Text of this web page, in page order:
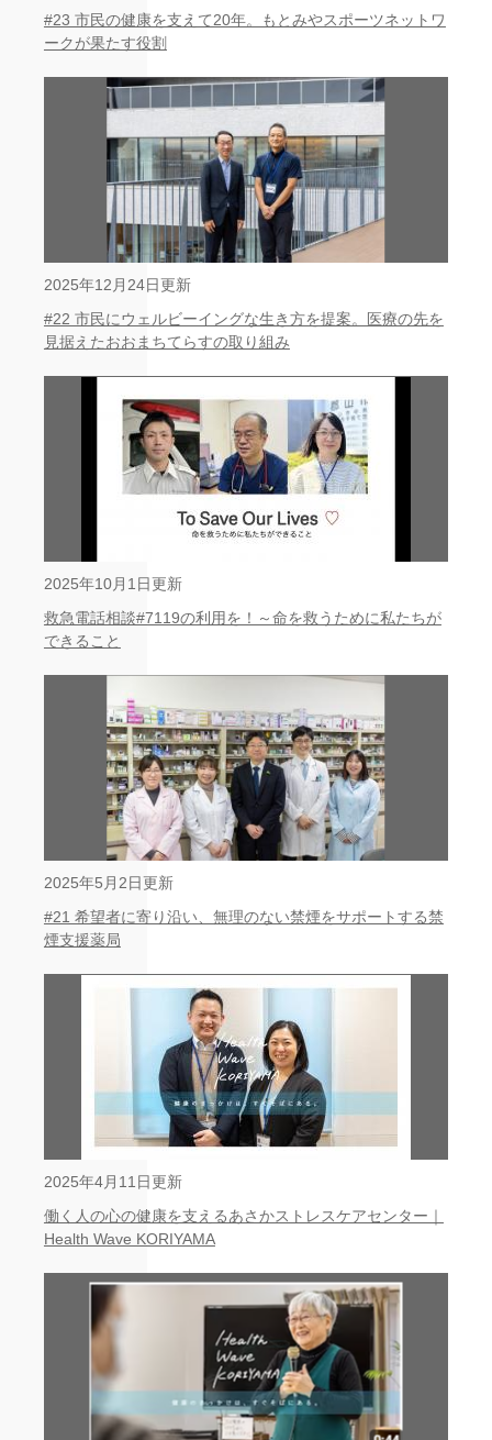
#23 市民の健康を支えて20年。もとみやスポーツネットワ
ークが果たす役割
2025年12月24日更新
#22 市民にウェルビーイングな生き方を提案。医療の先を
見据えたおおまちてらすの取り組み
2025年10月1日更新
救急電話相談#7119の利用を！～命を救うために私たちが
できること
2025年5月2日更新
#21 希望者に寄り沿い、無理のない禁煙をサポートする禁
煙支援薬局
2025年4月11日更新
働く人の心の健康を支えるあさかストレスケアセンター｜
Health Wave KORIYAMA